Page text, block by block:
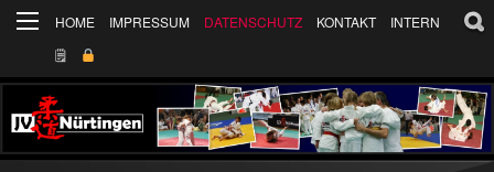
HOME IMPRESSUM DATENSCHUTZ KONTAKT
INTERN
🗒